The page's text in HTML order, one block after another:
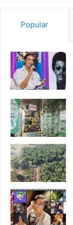
Popular